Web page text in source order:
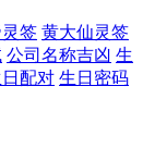
签 黄大仙灵签
公司名称吉凶 生
配对 生日密码